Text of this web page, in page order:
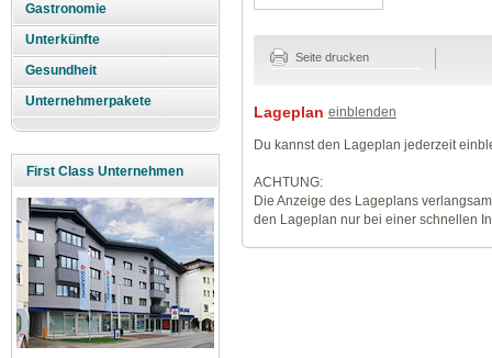
Gastronomie
Unterkünfte
Gesundheit
Unternehmerpakete
First Class Unternehmen
Seite drucken
Lageplan einblenden
Du kannst den Lageplan jederzeit
ACHTUNG:
Die Anzeige des Lageplans
den Lageplan nur bei einer schnellen